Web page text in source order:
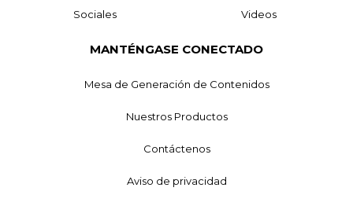
Sociales Videos
MANTÉNGASE CONECTADO
Mesa de Generación de Contenidos
Nuestros Productos
Contáctenos
Aviso de privacidad